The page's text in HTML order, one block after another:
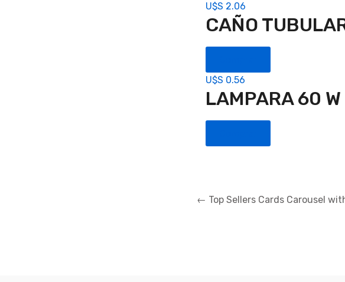
U$S 2.06
CAÑO
U$S 0.56
LAMPARA 60
Navegación
← Top Sellers Cards Carousel